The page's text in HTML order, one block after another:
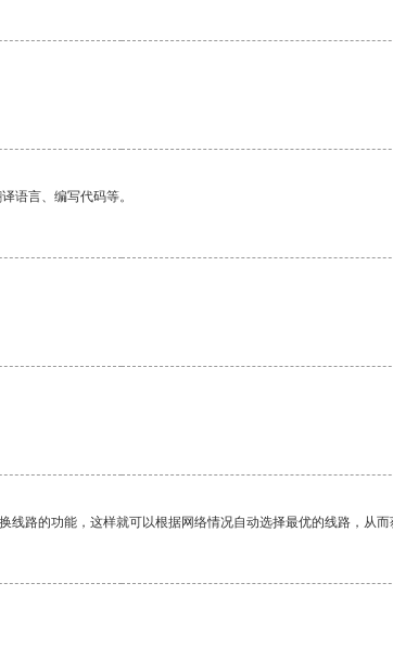
语言、编写代码等。
路的功能，这样就可以根据网络情况自动选择最优的线路，从而